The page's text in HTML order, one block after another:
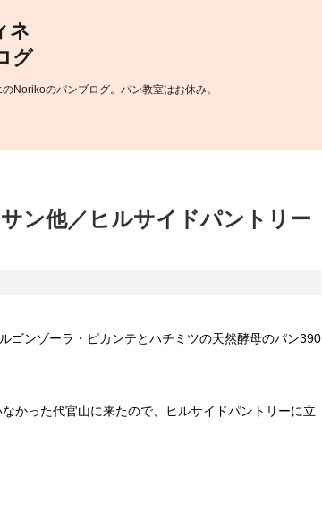
Norikoのパンブログ。パン教室はお休み。
ン他／ヒルサイドパントリー
ンゾーラ・ピカンテとハチミツの天然酵母のパン390
かった代官山に来たので、ヒルサイドパントリーに立